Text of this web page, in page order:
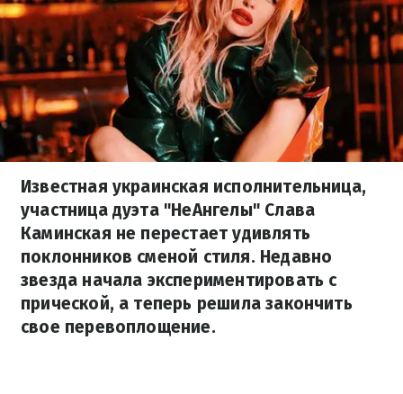
Известная украинская исполнительница,
участница дуэта "НеАнгелы" Слава
Каминская не перестает удивлять
поклонников сменой стиля. Недавно
звезда начала экспериментировать с
прической, а теперь решила закончить
свое перевоплощение.